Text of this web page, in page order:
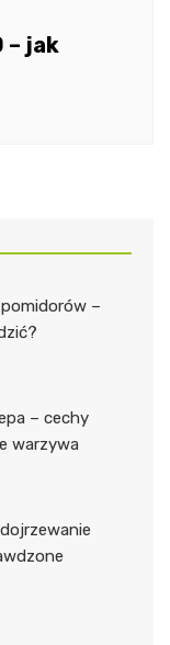
– jak
–
– cechy
warzywa